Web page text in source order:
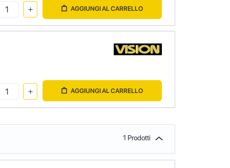
AGGIUNGI AL CARRELLO
AGGIUNGI AL CARRELLO
1 Prodotti